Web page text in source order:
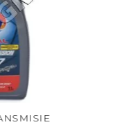
ULEI JD HY-